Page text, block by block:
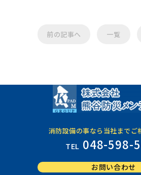
前の記事へ 一覧
消防設備の事なら当社までご
TEL 048-598-
お問い合わせ